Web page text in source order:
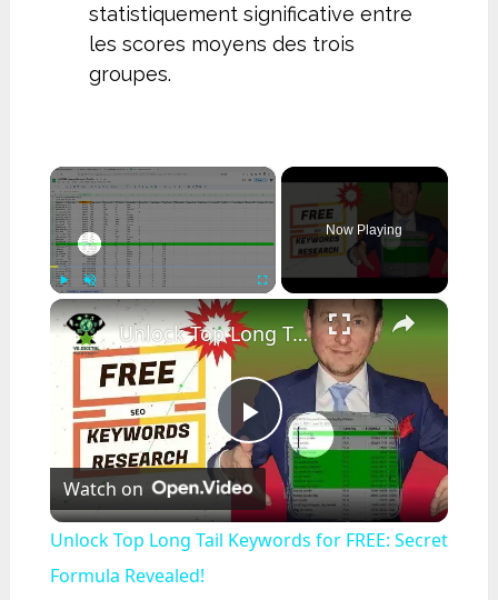
statistiquement significative entre
les scores moyens des trois
groupes.
×
Play Unmute
Now Playing
×
Play
Video
Unlock Top Long Tail Keywords for FREE: Secret Formula Revealed!
Watch on
Unlock Top Long Tail Keywords for FREE: Secret
Formula Revealed!